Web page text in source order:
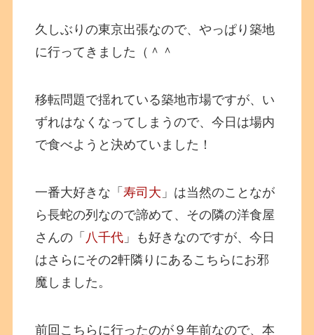
久しぶりの東京出張なので、やっぱり築地
に行ってきました（＾＾
移転問題で揺れている築地市場ですが、い
ずれはなくなってしまうので、今日は場内
で食べようと決めていました！
一番大好きな「寿司大 」は当然のことなが
ら長蛇の列なので諦めて、その隣の洋食屋
さんの「 八千代 」も好きなのですが、今日
はさらにその2軒隣りにあるこちらにお邪
魔しました。
前回こちらに行ったのが９年前なので、本